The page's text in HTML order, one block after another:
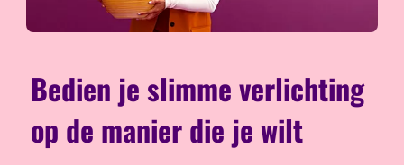
Bedien je slimme verlichting
op de manier die je wilt